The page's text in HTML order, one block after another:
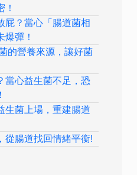
屁？當心「腸道菌相
爆彈！
的營養來源，讓好菌
當心益生菌不足，恐
生菌上場，重建腸道
從腸道找回情緒平衡!